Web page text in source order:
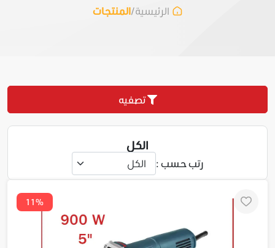
الرئيسية/المنتجات
تصفيه
الكل
رتب حسب :
11%